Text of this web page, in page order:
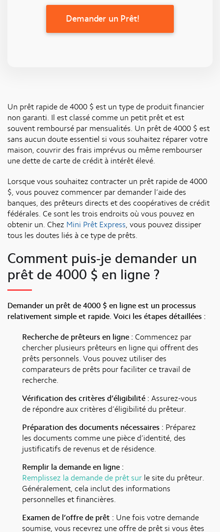
Demander un Prêt!
Un prêt rapide de 4000 $ est un type de produit financier
non garanti. Il est classé comme un petit prêt et est
souvent remboursé par mensualités. Un prêt de 4000 $ est
sans aucun doute essentiel si vous souhaitez réparer votre
maison, couvrir des frais imprévus ou même rembourser
une dette de carte de crédit à intérêt élevé.
Lorsque vous souhaitez contracter un prêt rapide de 4000
$, vous pouvez commencer par demander l’aide des
banques, des prêteurs directs et des coopératives de crédit
fédérales. Ce sont les trois endroits où vous pouvez en
obtenir un. Chez Mini Prêt Express, vous pouvez dissiper
tous les doutes liés à ce type de prêts.
Comment puis-je demander un
prêt de 4000 $ en ligne ?
Demander un prêt de 4000 $ en ligne est un processus
relativement simple et rapide. Voici les étapes détaillées :
Recherche de prêteurs en ligne : Commencez par
chercher plusieurs prêteurs en ligne qui offrent des
prêts personnels. Vous pouvez utiliser des
comparateurs de prêts pour faciliter ce travail de
recherche.
Vérification des critères d’éligibilité : Assurez-vous
de répondre aux critères d’éligibilité du prêteur.
Préparation des documents nécessaires : Préparez
les documents comme une pièce d’identité, des
justificatifs de revenus et de résidence.
Remplir la demande en ligne :
Remplissez la demande de prêt sur le site du prêteur.
Généralement, cela inclut des informations
personnelles et financières.
Examen de l’offre de prêt : Une fois votre demande
soumise, vous recevrez une offre de prêt si vous êtes